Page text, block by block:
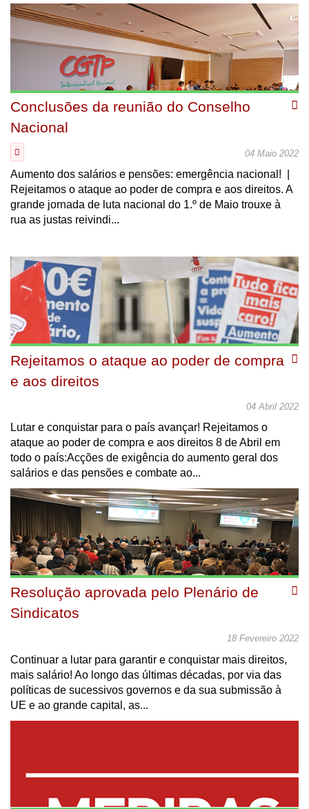
Conclusões da reunião do Conselho
Nacional
04 Maio 2022
Aumento dos salários e pensões: emergência nacional! |
Rejeitamos o ataque ao poder de compra e aos direitos. A
grande jornada de luta nacional do 1.º de Maio trouxe à
rua as justas reivindi...
Rejeitamos o ataque ao poder de compra
e aos direitos
04 Abril 2022
Lutar e conquistar para o país avançar! Rejeitamos o
ataque ao poder de compra e aos direitos 8 de Abril em
todo o país:Acções de exigência do aumento geral dos
salários e das pensões e combate ao...
Resolução aprovada pelo Plenário de
Sindicatos
18 Fevereiro 2022
Continuar a lutar para garantir e conquistar mais direitos,
mais salário! Ao longo das últimas décadas, por via das
políticas de sucessivos governos e da sua submissão à
UE e ao grande capital, as...